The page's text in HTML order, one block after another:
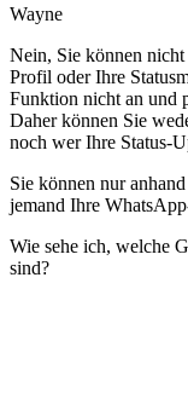
Wayne
Nein, Sie können
Profil oder Ihre
Funktion nicht an und
Daher können Sie
noch wer Ihre Status-
Sie können nur
jemand Ihre
Wie sehe ich, welche
sind?